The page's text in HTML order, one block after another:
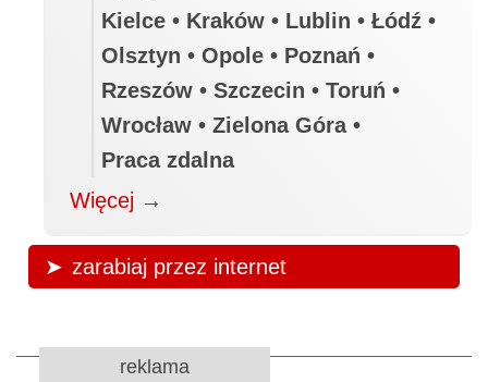
Kielce • Kraków • Lublin • Łódź •
Olsztyn • Opole • Poznań •
Rzeszów • Szczecin • Toruń •
Wrocław • Zielona Góra •
Praca zdalna
Więcej →
zarabiaj przez internet
reklama